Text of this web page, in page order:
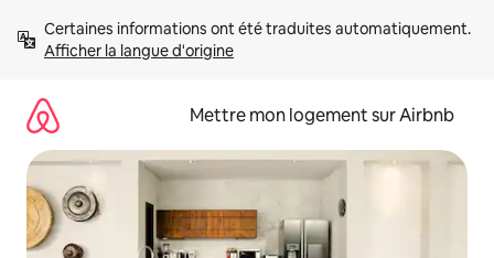
directement
Afficher la langue d'origine
Mettre mon logement sur Airbnb